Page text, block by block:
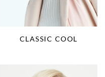
CLASSIC COOL